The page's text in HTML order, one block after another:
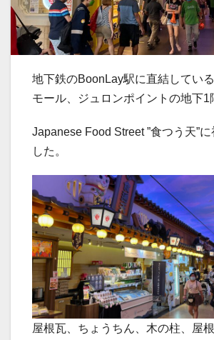
地下鉄のBoonLay駅に直結してい
モール、ジュロンポイントの地下1
Japanese Food Street ”食つう天”
した。
屋根瓦、ちょうちん、木の柱、屋